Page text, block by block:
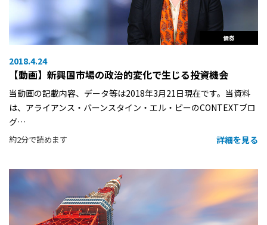
債券
2018.4.24
【動画】新興国市場の政治的変化で生じる投資機会
当動画の記載内容、データ等は2018年3月21日現在です。当資料
は、アライアンス・バーンスタイン・エル・ピーのCONTEXTブロ
グ…
約2分で読めます 詳細を見る